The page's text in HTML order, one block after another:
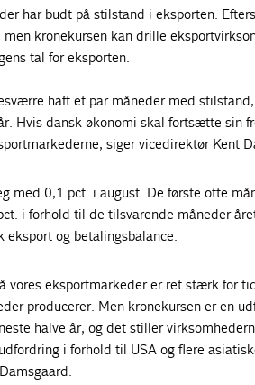
har budt på stilstand i eksporten.
kronekursen kan drille
tal for eksporten.
haft et par måneder med
Hvis dansk økonomi skal fortsætte sin
siger vicedirektør Kent
med 0,1 pct. i august. De første otte
i forhold til de tilsvarende måneder
eksport og betalingsbalance.
vores eksportmarkeder er ret stærk for
producerer. Men kronekursen er en
halve år, og det stiller
i forhold til USA og flere